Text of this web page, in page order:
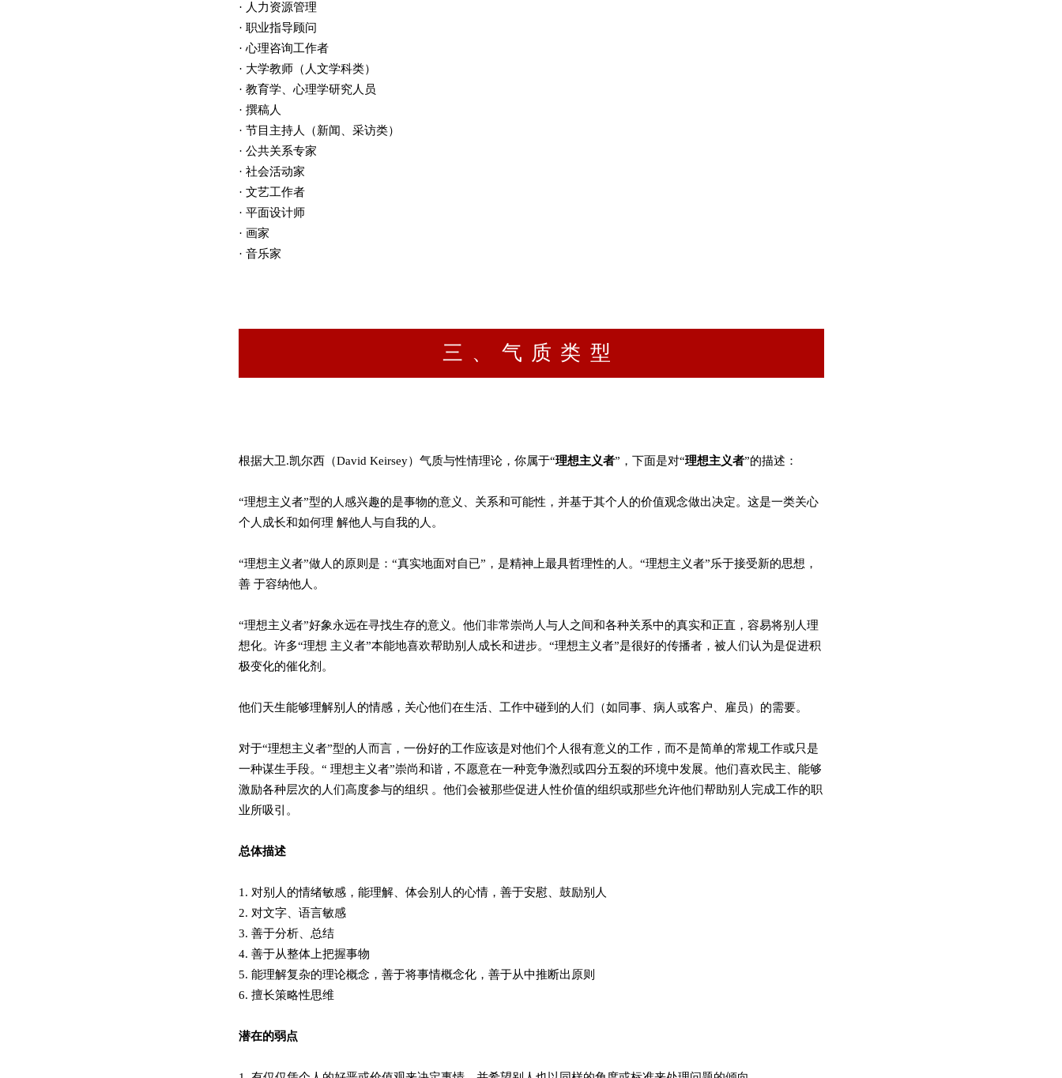
· 人力资源管理
· 职业指导顾问
· 心理咨询工作者
· 大学教师（人文学科类）
· 教育学、心理学研究人员
· 撰稿人
· 节目主持人（新闻、采访类）
· 公共关系专家
· 社会活动家
· 文艺工作者
· 平面设计师
· 画家
· 音乐家
三、气质类型
根据大卫.凯尔西（David Keirsey）气质与性情理论，你属于“理想主义者”，下面是对“理想主义者”的描述：
“理想主义者”型的人感兴趣的是事物的意义、关系和可能性，并基于其个人的价值观念做出决定。这是一类关心
个人成长和如何理 解他人与自我的人。
“理想主义者”做人的原则是：“真实地面对自已”，是精神上最具哲理性的人。“理想主义者”乐于接受新的思想，
善 于容纳他人。
“理想主义者”好象永远在寻找生存的意义。他们非常崇尚人与人之间和各种关系中的真实和正直，容易将别人理
想化。许多“理想 主义者”本能地喜欢帮助别人成长和进步。“理想主义者”是很好的传播者，被人们认为是促进积
极变化的催化剂。
他们天生能够理解别人的情感，关心他们在生活、工作中碰到的人们（如同事、病人或客户、雇员）的需要。
对于“理想主义者”型的人而言，一份好的工作应该是对他们个人很有意义的工作，而不是简单的常规工作或只是
一种谋生手段。“ 理想主义者”崇尚和谐，不愿意在一种竞争激烈或四分五裂的环境中发展。他们喜欢民主、能够
激励各种层次的人们高度参与的组织 。他们会被那些促进人性价值的组织或那些允许他们帮助别人完成工作的职
业所吸引。
总体描述
1. 对别人的情绪敏感，能理解、体会别人的心情，善于安慰、鼓励别人
2. 对文字、语言敏感
3. 善于分析、总结
4. 善于从整体上把握事物
5. 能理解复杂的理论概念，善于将事情概念化，善于从中推断出原则
6. 擅长策略性思维
潜在的弱点